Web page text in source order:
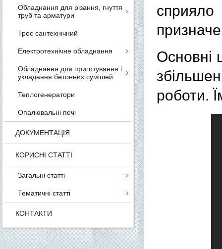
Обладнання для різання, гнуття
труб та арматури
Трос сантехнічний
Електротехнічне обладнання
Обладнання для приготування і
укладання бетонних сумішей
Теплогенератори
Опалювальні печі
ДОКУМЕНТАЦІЯ
КОРИСНІ СТАТТІ
Загальні статті
Тематичні статті
КОНТАКТИ
Основні
роботи.